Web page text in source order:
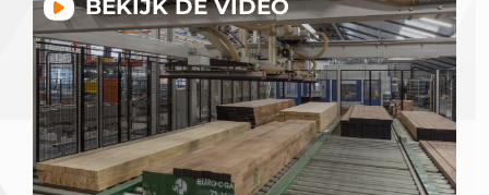
BEKIJK DE VIDEO